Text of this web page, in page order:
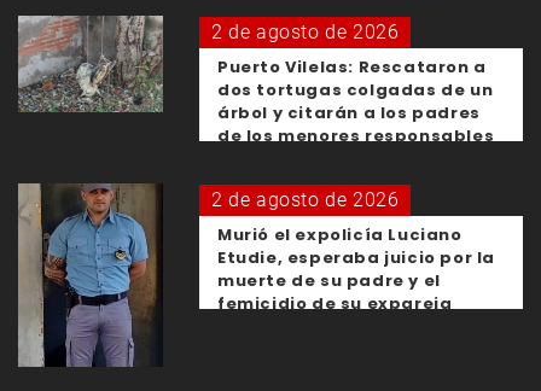
2 de agosto de 2026
Puerto Vilelas: Rescataron a
dos tortugas colgadas de un
árbol y citarán a los padres
de los menores responsables
2 de agosto de 2026
Murió el expolicía Luciano
Etudie, esperaba juicio por la
muerte de su padre y el
femicidio de su expareja